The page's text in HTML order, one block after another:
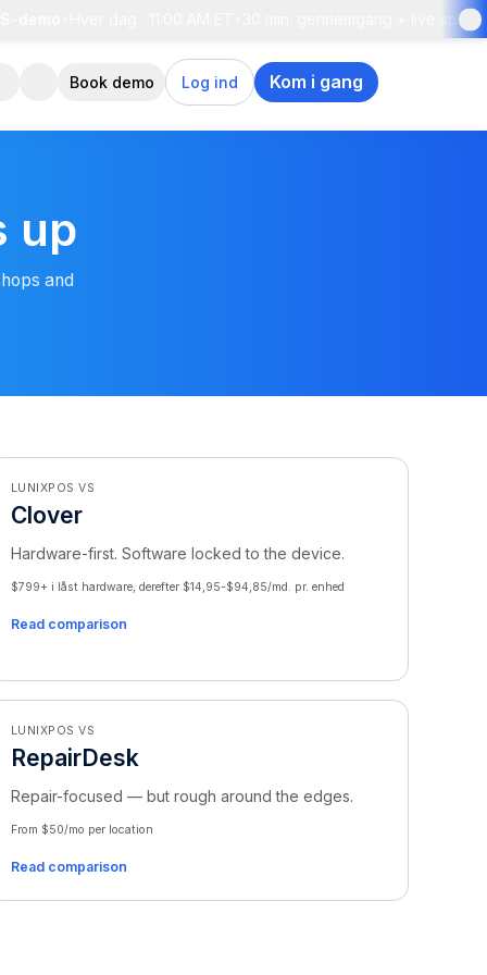
30 min. gennemgang + live
Book demo Log ind Kom i gang
up
and
LUNIXPOS VS
Clover
Hardware-first. Software locked to the device.
$799+ i låst hardware, derefter $14,95-$94,85/md. pr. enhed
Read comparison
LUNIXPOS VS
RepairDesk
Repair-focused — but rough around the edges.
From $50/mo per location
Read comparison